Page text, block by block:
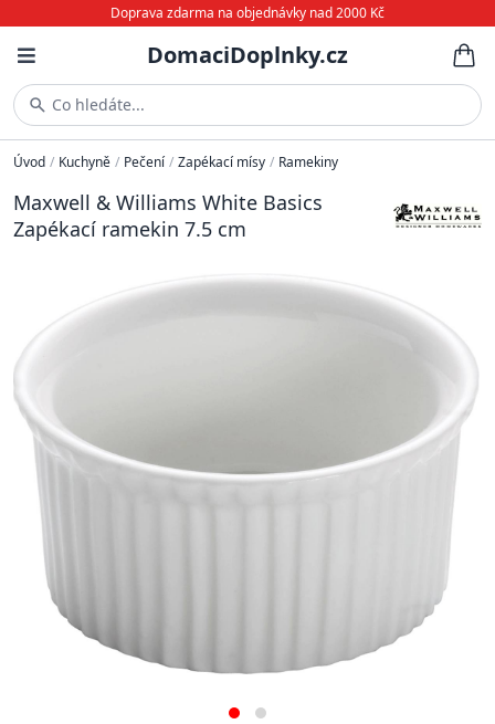
Doprava zdarma na objednávky nad 2000 Kč
DomaciDoplnky.cz
Co hledáte...
Úvod / Kuchyně / Pečení / Zapékací mísy / Ramekiny
Maxwell & Williams White Basics
Zapékací ramekin 7.5 cm